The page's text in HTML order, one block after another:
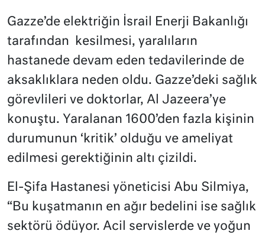
Gazze’de elektriğin İsrail Enerji Bakanlığı
tarafından kesilmesi, yaralıların
hastanede devam eden tedavilerinde de
aksaklıklara neden oldu. Gazze’deki sağlık
görevlileri ve doktorlar, Al Jazeera’ye
konuştu. Yaralanan 1600’den fazla kişinin
durumunun ‘kritik’ olduğu ve ameliyat
edilmesi gerektiğinin altı çizildi.
El-Şifa Hastanesi yöneticisi Abu Silmiya,
“Bu kuşatmanın en ağır bedelini ise sağlık
sektörü ödüyor. Acil servislerde ve yoğun